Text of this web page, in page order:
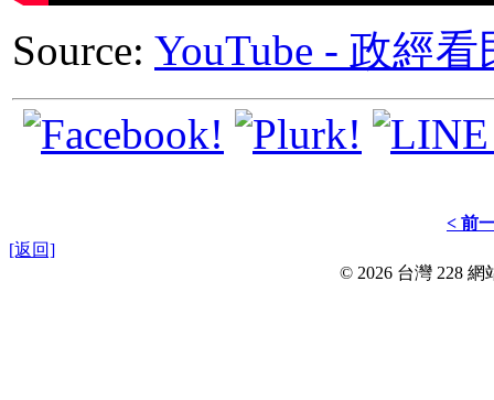
Source: YouTube - 政經
< 前
[返回]
© 2026 台灣 228 網